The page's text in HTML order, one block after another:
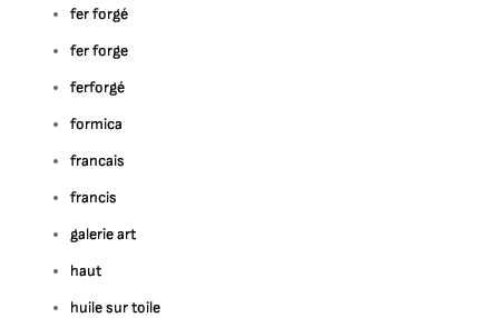
fer forgé
fer forge
ferforgé
formica
francais
francis
galerie art
haut
huile sur toile